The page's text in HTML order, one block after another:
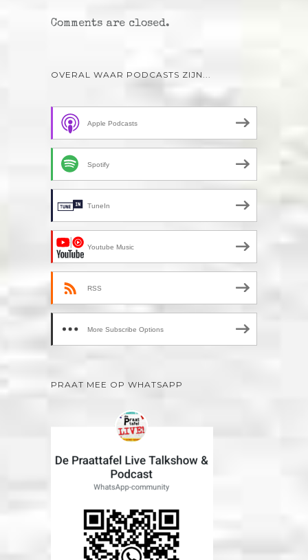
Comments are closed.
OVERAL WAAR PODCASTS ZIJN...
Apple Podcasts
Spotify
TuneIn
Youtube Music
RSS
More Subscribe Options
PRAAT MEE OP WHATSAPP